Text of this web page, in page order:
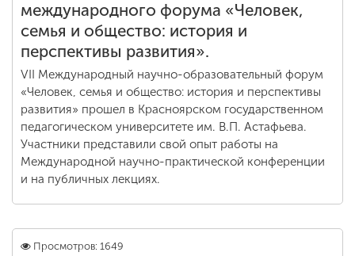
международного форума «Человек,
семья и общество: история и
перспективы развития».
VII Международный научно-образовательный форум
«Человек, семья и общество: история и перспективы
развития» прошел в Красноярском государственном
педагогическом университете им. В.П. Астафьева.
Участники представили свой опыт работы на
Международной научно-практической конференции
и на публичных лекциях.
Просмотров: 1649